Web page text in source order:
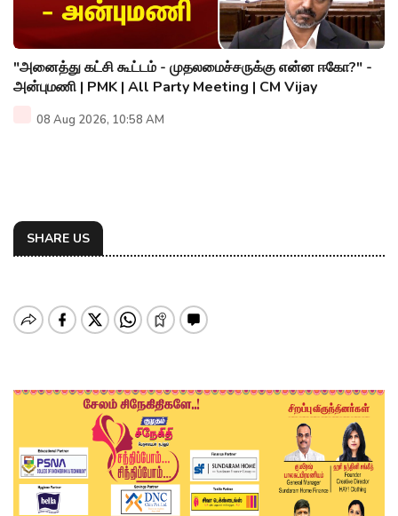
"அனைத்து கட்சி கூட்டம் - முதலமைச்சருக்கு என்ன ஈகோ?" -
அன்புமணி | PMK | All Party Meeting | CM Vijay
08 Aug 2026, 10:58 AM
SHARE US